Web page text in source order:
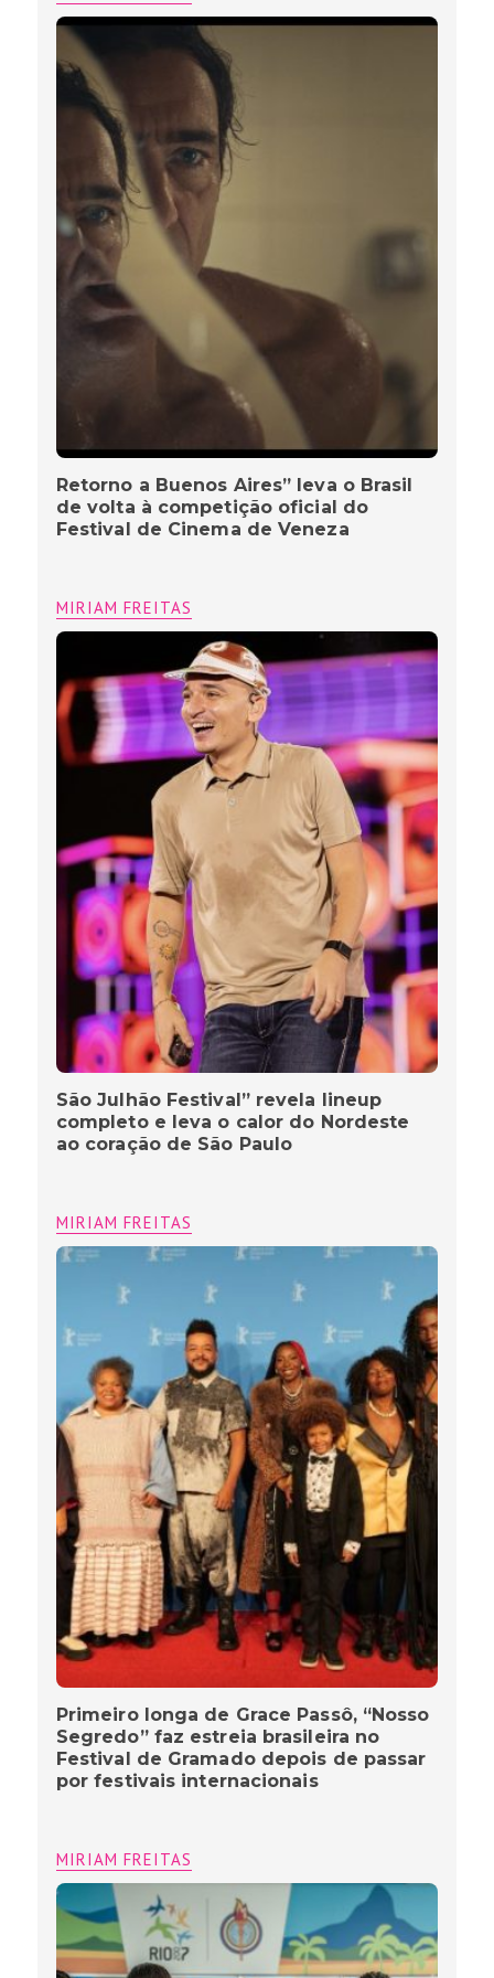
Retorno a Buenos Aires” leva o Brasil
de volta à competição oficial do
Festival de Cinema de Veneza
MIRIAM FREITAS
São Julhão Festival” revela lineup
completo e leva o calor do Nordeste
ao coração de São Paulo
MIRIAM FREITAS
Primeiro longa de Grace Passô, “Nosso
Segredo” faz estreia brasileira no
Festival de Gramado depois de passar
por festivais internacionais
MIRIAM FREITAS